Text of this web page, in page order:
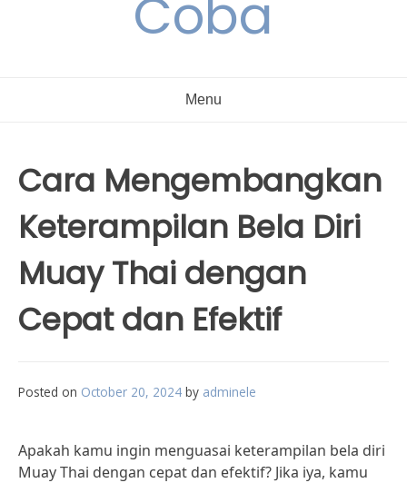
Coba
Menu
Cara Mengembangkan
Keterampilan Bela Diri
Muay Thai dengan
Cepat dan Efektif
Posted on October 20, 2024 by adminele
Apakah kamu ingin menguasai keterampilan bela diri
Muay Thai dengan cepat dan efektif? Jika iya, kamu